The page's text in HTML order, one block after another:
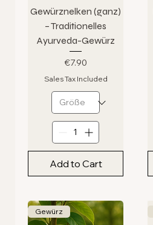
Gewürznelken (ganz)
– Traditionelles
Ayurveda-Gewürz
Price
€7.90
Sales Tax Included
Add to Cart
Gewürz